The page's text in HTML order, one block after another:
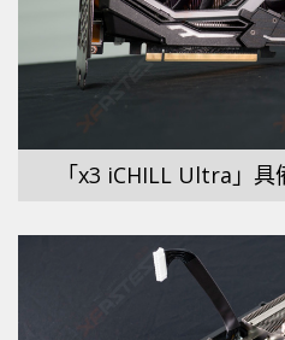
「x3 iCHILL Ultra」